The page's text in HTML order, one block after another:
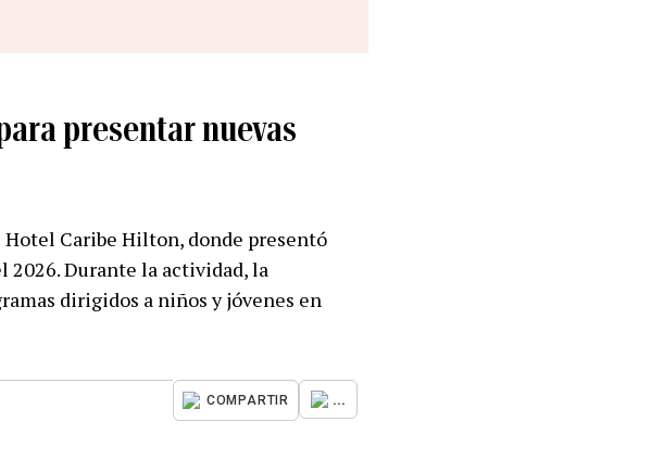
presentar nuevas
Hotel Caribe Hilton, donde presentó
2026. Durante la actividad, la
dirigidos a niños y jóvenes en
COMPARTIR ...